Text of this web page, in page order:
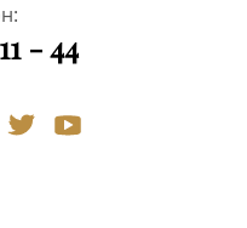
- 44